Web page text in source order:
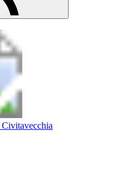
Civitavecchia